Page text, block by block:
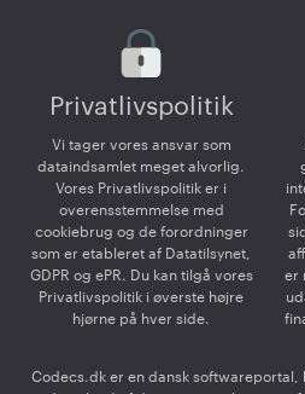
Privatlivspolitik
Vi tager vores ansvar som
dataindsamlet meget alvorlig.
Vores Privatlivspolitik er i
overensstemmelse med
cookiebrug og de forordninger
som er etableret af Datatilsynet,
GDPR og ePR. Du kan tilgå vores
Privatlivspolitik i øverste højre
hjørne på hver side.
er
Codecs.dk er en dansk